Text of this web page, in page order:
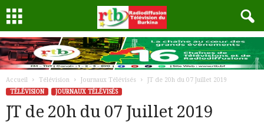
Accueil Télévision Journaux Télévisés
JT de 20h du 07 Juillet 2019
TÉLÉVISION
JOURNAUX TÉLÉVISÉS
JT de 20h du 07 Juillet 2019